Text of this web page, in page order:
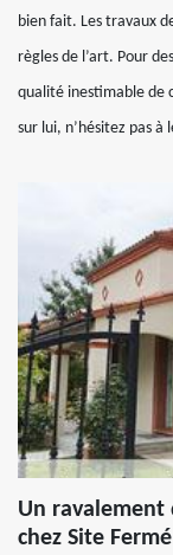
bien fait. Les travaux
règles de l’art. Pour
qualité inestimable de
sur lui, n’hésitez pas
Un
chez Site